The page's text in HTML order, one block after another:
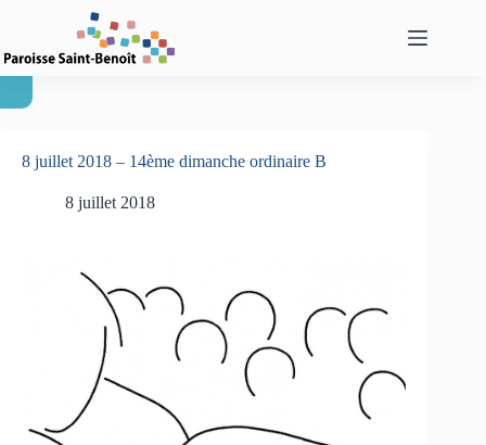
8 juillet 2018 – 14ème dimanche ordinaire B
8 juillet 2018